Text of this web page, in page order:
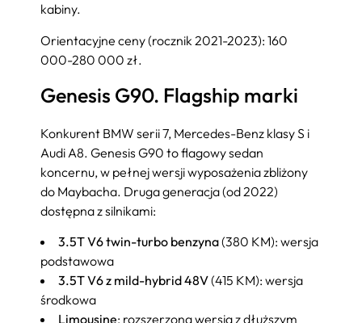
kabiny.
Orientacyjne ceny (rocznik 2021-2023): 160
000-280 000 zł.
Genesis G90. Flagship marki
Konkurent BMW serii 7, Mercedes-Benz klasy S i
Audi A8. Genesis G90 to flagowy sedan
koncernu, w pełnej wersji wyposażenia zbliżony
do Maybacha. Druga generacja (od 2022)
dostępna z silnikami:
3.5T V6 twin-turbo benzyna(380 KM): wersja
podstawowa
3.5T V6 z mild-hybrid 48V(415 KM): wersja
środkowa
Limousine: rozszerzona wersja z dłuższym